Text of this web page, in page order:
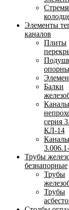
Элементы
каналов
Плиты
Балки
Каналы
серия
КЛ-14
Трубы
безнапорные
Трубы
Трубы